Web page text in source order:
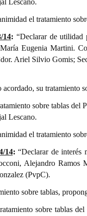
Lescano.
el tratamiento
14: “Declarar de
Eugenia Martini.
Ariel Silvio Gomis;
su
sobre tablas
Lescano.
el tratamiento
14: “Declarar de interés
Alejandro
(PvpC).
sobre tablas,
sobre tablas